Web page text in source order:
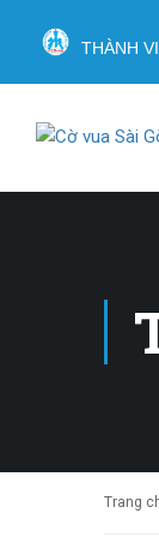
THÀNH
Trang